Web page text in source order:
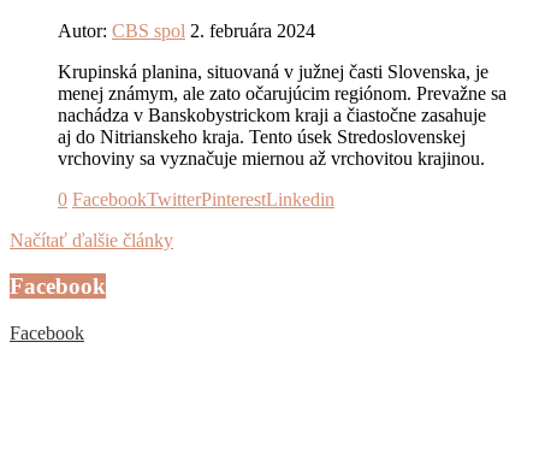
Autor: CBS spol 2. februára 2024
Krupinská planina, situovaná v južnej časti Slovenska, je
menej známym, ale zato očarujúcim regiónom. Prevažne sa
nachádza v Banskobystrickom kraji a čiastočne zasahuje
aj do Nitrianskeho kraja. Tento úsek Stredoslovenskej
vrchoviny sa vyznačuje miernou až vrchovitou krajinou.
0 FacebookTwitterPinterestLinkedin
Načítať ďalšie články
Facebook
Facebook